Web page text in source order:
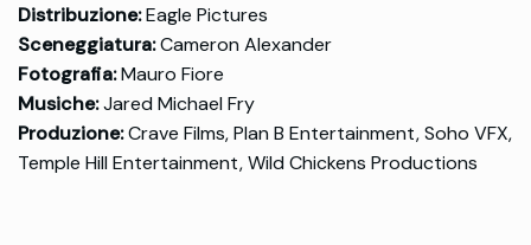
Distribuzione:Eagle Pictures
Sceneggiatura:Cameron Alexander
Fotografia:Mauro Fiore
Musiche:Jared Michael Fry
Produzione:Crave Films, Plan B Entertainment, Soho VFX,
Temple Hill Entertainment, Wild Chickens Productions